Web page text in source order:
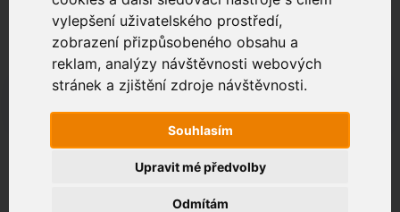
vylepšení uživatelského prostředí,
zobrazení přizpůsobeného obsahu a
reklam, analýzy návštěvnosti webových
stránek a zjištění zdroje návštěvnosti.
Souhlasím
Odmítám
Upravit mé předvolby
Zákaznický portál
Jak rychlé je připojení na vaší adrese?